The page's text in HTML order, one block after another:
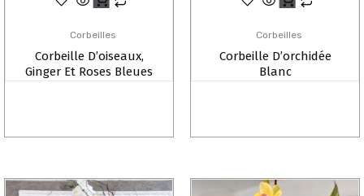
Corbeilles
Corbeille D’oiseaux,
Ginger Et Roses Bleues
Corbeilles
Corbeille D’orchidée
Blanc